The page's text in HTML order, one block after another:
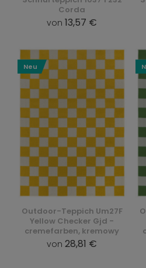
Corda
von 13,57 €
Outdoor-Teppich Um27F
Yellow Checker Gjd -
cremefarben, kremowy
von 28,81 €
Neu